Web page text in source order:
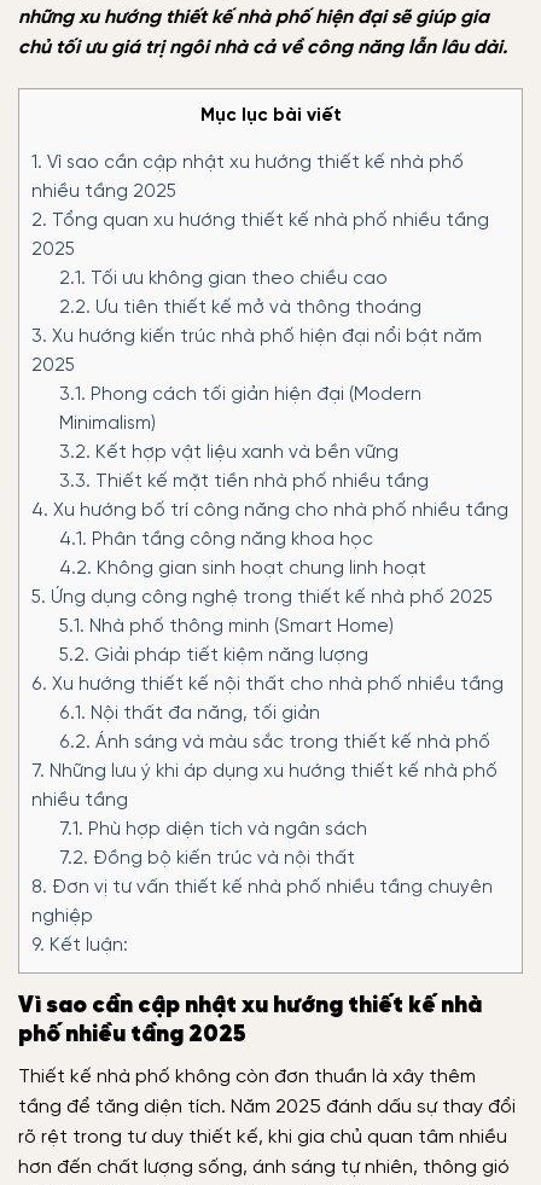
những xu hướng thiết kế nhà phố hiện đại sẽ giúp gia
chủ tối ưu giá trị ngôi nhà cả về công năng lẫn lâu dài.
Mục lục bài viết
1. Vì sao cần cập nhật xu hướng thiết kế nhà phố
nhiều tầng 2025
2. Tổng quan xu hướng thiết kế nhà phố nhiều tầng
2025
2.1. Tối ưu không gian theo chiều cao
2.2. Ưu tiên thiết kế mở và thông thoáng
3. Xu hướng kiến trúc nhà phố hiện đại nổi bật năm
2025
3.1. Phong cách tối giản hiện đại (Modern
Minimalism)
3.2. Kết hợp vật liệu xanh và bền vững
3.3. Thiết kế mặt tiền nhà phố nhiều tầng
4. Xu hướng bố trí công năng cho nhà phố nhiều tầng
4.1. Phân tầng công năng khoa học
4.2. Không gian sinh hoạt chung linh hoạt
5. Ứng dụng công nghệ trong thiết kế nhà phố 2025
5.1. Nhà phố thông minh (Smart Home)
5.2. Giải pháp tiết kiệm năng lượng
6. Xu hướng thiết kế nội thất cho nhà phố nhiều tầng
6.1. Nội thất đa năng, tối giản
6.2. Ánh sáng và màu sắc trong thiết kế nhà phố
7. Những lưu ý khi áp dụng xu hướng thiết kế nhà phố
nhiều tầng
7.1. Phù hợp diện tích và ngân sách
7.2. Đồng bộ kiến trúc và nội thất
8. Đơn vị tư vấn thiết kế nhà phố nhiều tầng chuyên
nghiệp
9. Kết luận:
Vì sao cần cập nhật xu hướng thiết kế nhà
phố nhiều tầng 2025
Thiết kế nhà phố không còn đơn thuần là xây thêm
tầng để tăng diện tích. Năm 2025 đánh dấu sự thay đổi
rõ rệt trong tư duy thiết kế, khi gia chủ quan tâm nhiều
hơn đến chất lượng sống, ánh sáng tự nhiên, thông gió